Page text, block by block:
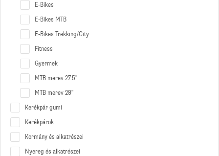
E-Bikes
E-Bikes MTB
E-Bikes Trekking/City
Fitness
Gyermek
MTB merev 27.5''
MTB merev 29''
Kerékpár gumi
Kerékpárok
Kormány és alkatrészei
Nyereg és alkatrészei